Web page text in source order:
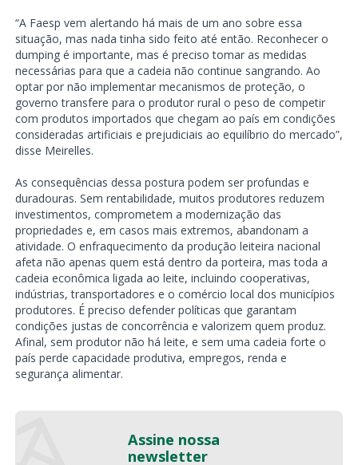
“A Faesp vem alertando há mais de um ano sobre essa
situação, mas nada tinha sido feito até então. Reconhecer o
dumping é importante, mas é preciso tomar as medidas
necessárias para que a cadeia não continue sangrando. Ao
optar por não implementar mecanismos de proteção, o
governo transfere para o produtor rural o peso de competir
com produtos importados que chegam ao país em condições
consideradas artificiais e prejudiciais ao equilíbrio do mercado”,
disse Meirelles.
As consequências dessa postura podem ser profundas e
duradouras. Sem rentabilidade, muitos produtores reduzem
investimentos, comprometem a modernização das
propriedades e, em casos mais extremos, abandonam a
atividade. O enfraquecimento da produção leiteira nacional
afeta não apenas quem está dentro da porteira, mas toda a
cadeia econômica ligada ao leite, incluindo cooperativas,
indústrias, transportadores e o comércio local dos municípios
produtores. É preciso defender políticas que garantam
condições justas de concorrência e valorizem quem produz.
Afinal, sem produtor não há leite, e sem uma cadeia forte o
país perde capacidade produtiva, empregos, renda e
segurança alimentar.
Assine nossa
newsletter